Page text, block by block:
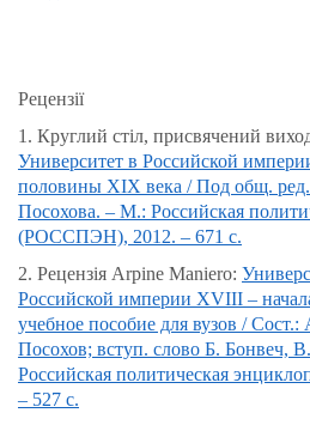
Рецензії
1. Круглий стіл, присвячений
Университет в Российской
половины ХІХ века / Под общ.
Посохова. – М.: Российская
(РОССПЭН), 2012. – 671 с.
2. Рецензія Arpine Maniero:
Российской империи XVIII –
учебное пособие для вузов /
Посохов; вступ. слово Б. Бонвеч,
Российская политическая
– 527 с.